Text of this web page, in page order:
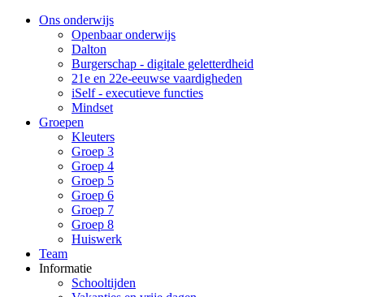
Ons onderwijs
Openbaar onderwijs
Dalton
Burgerschap - digitale geletterdheid
21e en 22e-eeuwse vaardigheden
iSelf - executieve functies
Mindset
Groepen
Kleuters
Groep 3
Groep 4
Groep 5
Groep 6
Groep 7
Groep 8
Huiswerk
Team
Informatie
Schooltijden